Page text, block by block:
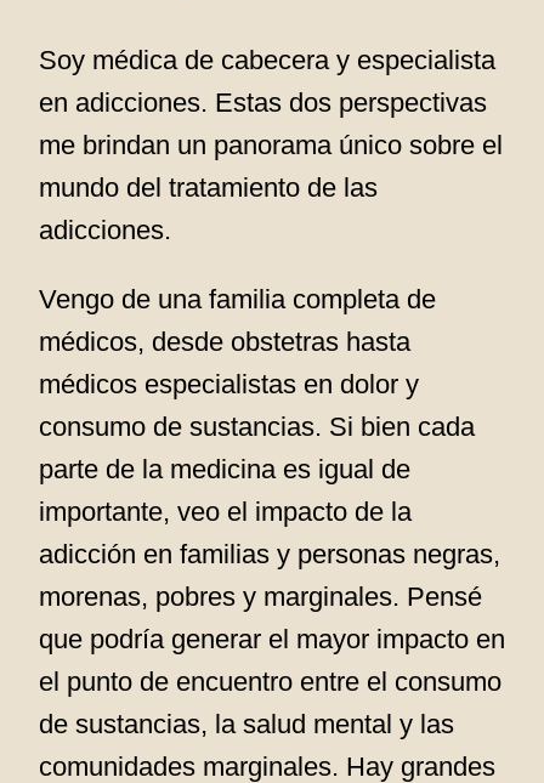
Soy médica de cabecera y especialista
en adicciones. Estas dos perspectivas
me brindan un panorama único sobre el
mundo del tratamiento de las
adicciones.
Vengo de una familia completa de
médicos, desde obstetras hasta
médicos especialistas en dolor y
consumo de sustancias. Si bien cada
parte de la medicina es igual de
importante, veo el impacto de la
adicción en familias y personas negras,
morenas, pobres y marginales. Pensé
que podría generar el mayor impacto en
el punto de encuentro entre el consumo
de sustancias, la salud mental y las
comunidades marginales. Hay grandes